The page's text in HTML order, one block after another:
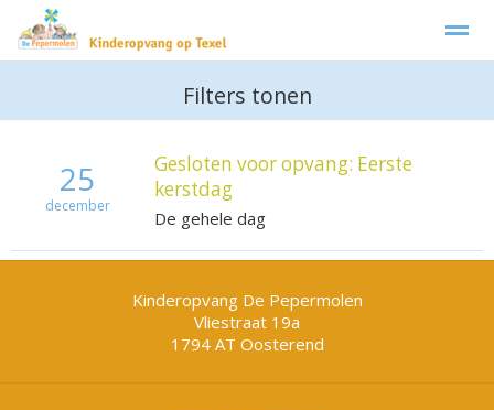
Kinderopvang Texel De Pepermolen
Home Foto's Facebook
Filters tonen
25
december
Gesloten voor opvang: Eerste
kerstdag
De gehele dag
Kinderopvang De Pepermolen
Vliestraat 19a
1794 AT Oosterend